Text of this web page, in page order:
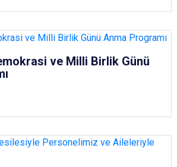
ve Milli Birlik Günü